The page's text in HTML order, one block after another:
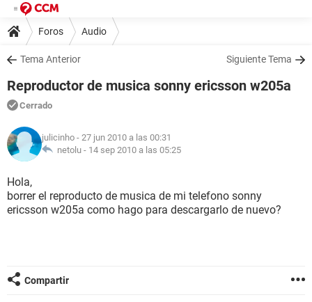
Foros Audio
Tema Anterior Siguiente Tema
Reproductor de musica sonny ericsson w205a
Cerrado
julicinho - 27 jun 2010 a las 00:31
netolu - 14 sep 2010 a las 05:25
Hola,
borrer el reproducto de musica de mi telefono sonny
ericsson w205a como hago para descargarlo de nuevo?
Compartir